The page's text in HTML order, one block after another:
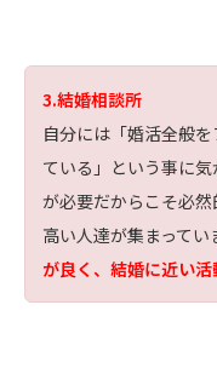
3.結婚相談所
自分には「婚活全般
ている」という事に
が必要だからこそ必然
高い人達が集まって
が良く、結婚に近い活